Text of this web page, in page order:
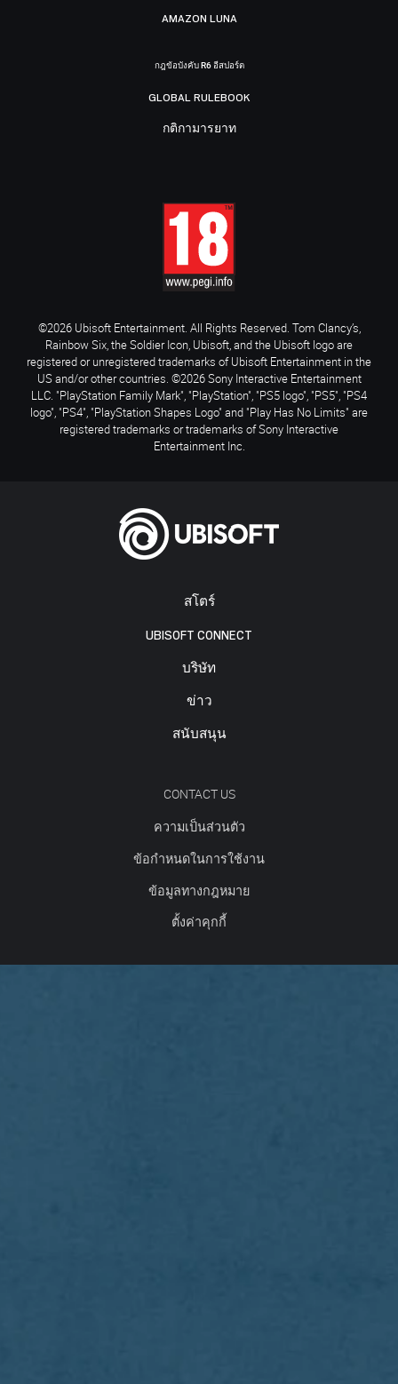
สโตร์
UBISOFT CONNECT
บริษัท
ข่าว
สนับสนุน
CONTACT US
ความเป็นส่วนตัว
ข้อกำหนดในการใช้งาน
ข้อมูลทางกฎหมาย
ตั้งค่าคุกกี้
AMAZON LUNA
กฎข้อบังคับ R6 อีสปอร์ต
GLOBAL RULEBOOK
กติกามารยาท
©2026 Ubisoft Entertainment. All Rights Reserved. Tom Clancy’s,
Rainbow Six, the Soldier Icon, Ubisoft, and the Ubisoft logo are
registered or unregistered trademarks of Ubisoft Entertainment in the
US and/or other countries. ©2026 Sony Interactive Entertainment
LLC. "PlayStation Family Mark", "PlayStation", "PS5 logo", "PS5", "PS4
logo", "PS4", "PlayStation Shapes Logo" and "Play Has No Limits" are
registered trademarks or trademarks of Sony Interactive
Entertainment Inc.